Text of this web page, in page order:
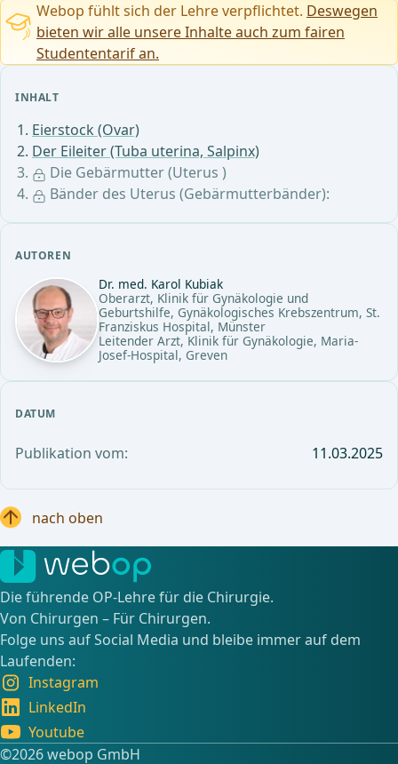
INHALT
Eierstock (Ovar)
Der Eileiter (Tuba uterina, Salpinx)
Die Gebärmutter (Uterus )
Bänder des Uterus (Gebärmutterbänder):
AUTOREN
Dr. med. Karol Kubiak
Oberarzt, Klinik für Gynäkologie und
Geburtshilfe, Gynäkologisches Krebszentrum, St.
Franziskus Hospital, Münster
Leitender Arzt, Klinik für Gynäkologie, Maria-
Josef-Hospital, Greven
DATUM
Publikation vom: 11.03.2025
Webop fühlt sich der Lehre verpflichtet. Deswegen
bieten wir alle unsere Inhalte auch zum fairen
Studententarif an.
nach oben
Die führende OP-Lehre für die Chirurgie.
Von Chirurgen – Für Chirurgen.
Folge uns auf Social Media und bleibe immer auf dem
Laufenden:
Instagram
LinkedIn
Youtube
©️2026 webop GmbH